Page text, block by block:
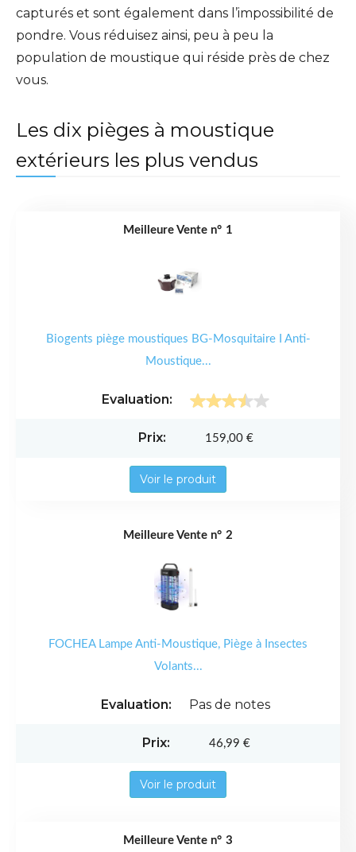
capturés et sont également dans l’impossibilité de
pondre. Vous réduisez ainsi, peu à peu la
population de moustique qui réside près de chez
vous.
Les dix pièges à moustique
extérieurs les plus vendus
1
Biogents piège moustiques BG-Mosquitaire I Anti-
Moustique...
159,00 €
Voir le produit
2
FOCHEA Lampe Anti-Moustique, Piège à Insectes
Volants...
Pas de notes
46,99 €
Voir le produit
3